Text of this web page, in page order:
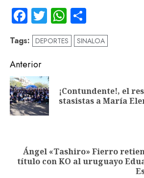
Facebook
TwitterWhatsApp
Tags: DEPORTES SINALOA
Navegación
de
entradas
Anterior
¡Contundente!, el
stasistas a María
Siguiente
Ángel «Tashiro» Fierro
título con KO al uruguayo